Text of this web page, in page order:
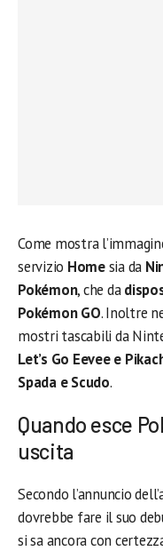
Come mostra
servizio Homesia da
Pokémon, che da
Pokémon GO. Inoltre
mostri tascabili da
Let’s Go Eevee e
Spada e Scudo.
Quando esce
uscita
Secondo l’annuncio
dovrebbe fare il suo
si sa ancora con